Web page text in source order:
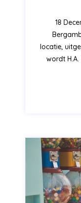
18
locatie,
wordt H.A.